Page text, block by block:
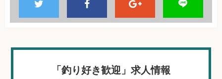
「釣り好き歓迎」求人情報